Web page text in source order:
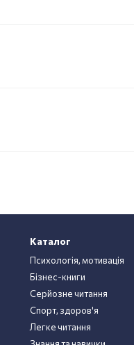
Каталог
Психологія, мотивація
Бізнес-книги
Серйозне читання
Спорт, здоров'я
Легке читання